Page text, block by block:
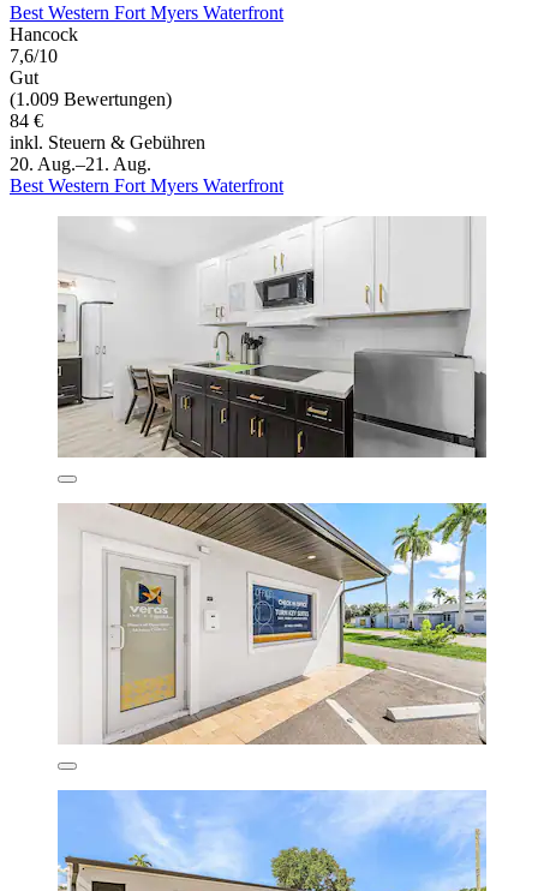
Best Western Fort Myers Waterfront
Hancock
7,6/10
Gut
(1.009 Bewertungen)
84 €
inkl. Steuern & Gebühren
20. Aug.–21. Aug.
Best Western Fort Myers Waterfront